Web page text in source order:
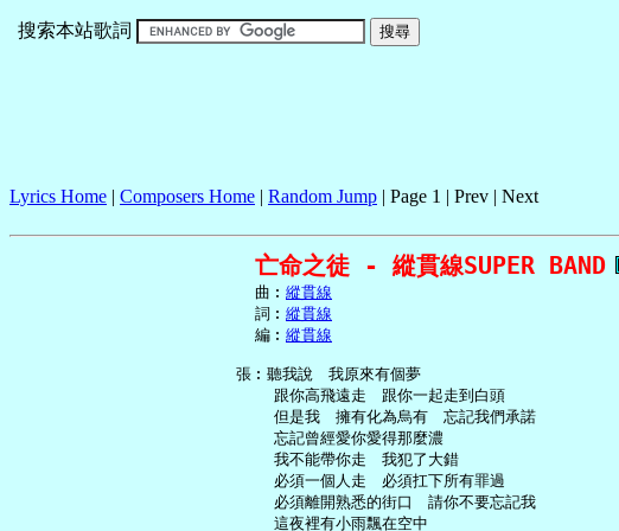
搜索本站歌詞
Lyrics Home | Composers Home | Random Jump | Page 1 | Prev | Next
亡命之徒 - 縱貫線SUPER BAND
     曲︰
縱貫線
     詞︰
縱貫線
     編︰
縱貫線
   張︰聽我說　我原來有個夢
       跟你高飛遠走　跟你一起走到白頭
       但是我　擁有化為烏有　忘記我們承諾
       忘記曾經愛你愛得那麼濃
       我不能帶你走　我犯了大錯
       必須一個人走　必須扛下所有罪過
       必須離開熟悉的街口　請你不要忘記我
       這夜裡有小雨飄在空中